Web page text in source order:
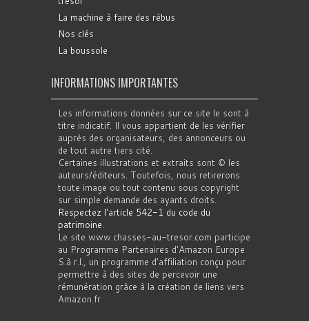
La machine à faire des rébus
Nos clés
La boussole
INFORMATIONS IMPORTANTES
Les informations données sur ce site le sont à
titre indicatif. Il vous appartient de les vérifier
auprès des organisateurs, des annonceurs ou
de tout autre tiers cité.
Certaines illustrations et extraits sont © les
auteurs/éditeurs. Toutefois, nous retirerons
toute image ou tout contenu sous copyright
sur simple demande des ayants droits.
Respectez l'article 542-1 du code du
patrimoine.
Le site www.chasses-au-tresor.com participe
au Programme Partenaires d’Amazon Europe
S.à r.l., un programme d’affiliation conçu pour
permettre à des sites de percevoir une
rémunération grâce à la création de liens vers
Amazon.fr